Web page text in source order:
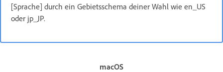
[Sprache] durch ein Gebietsschema deiner Wahl wie en_US
oder jp_JP.
macOS